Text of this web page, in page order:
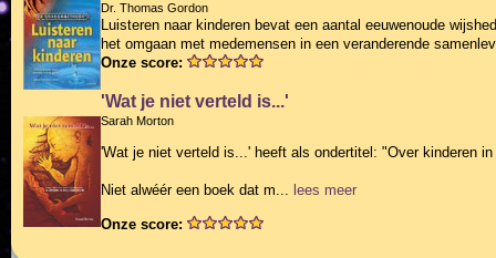
Dr. Thomas Gordon
Luisteren naar kinderen bevat een aantal eeuwenoude
het omgaan met medemensen in een veranderende
Onze score:
'Wat je niet verteld is...'
Sarah Morton
'Wat je niet verteld is...' heeft als ondertitel: "Over kinderen
Niet alwéér een boek dat m... lees meer
Onze score: